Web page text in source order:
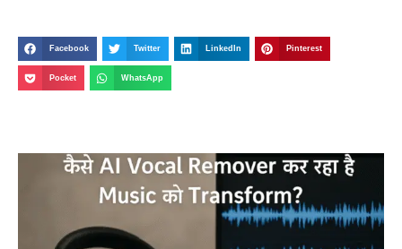
Facebook Twitter LinkedIn Pinterest
Pocket WhatsApp